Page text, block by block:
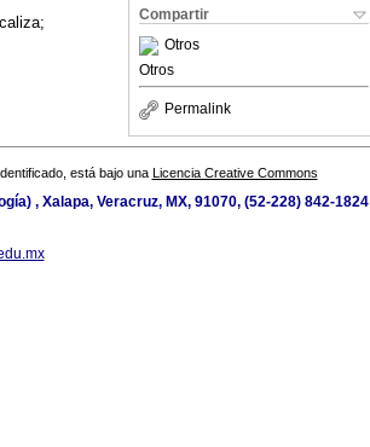
Compartir
Otros
Otros
Permalink
está bajo una Licencia Creative Commons
, Xalapa, Veracruz, MX, 91070, (52-228) 842-1824